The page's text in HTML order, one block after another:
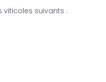
viticoles suivants :